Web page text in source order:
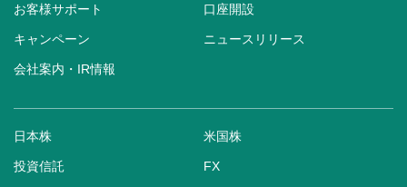
お客様サポート 口座開設
キャンペーン ニュースリリース
会社案内・IR情報
日本株 米国株
投資信託 FX